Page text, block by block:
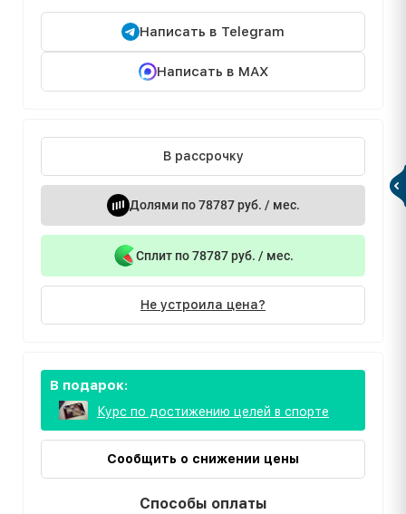
Написать в Telegram
Написать в MAX
В рассрочку
Долями по 78787 руб. / мес.
Сплит по 78787 руб. / мес.
Не устроила цена?
В подарок:
Курс по достижению целей в спорте
Сообщить о снижении цены
Способы оплаты